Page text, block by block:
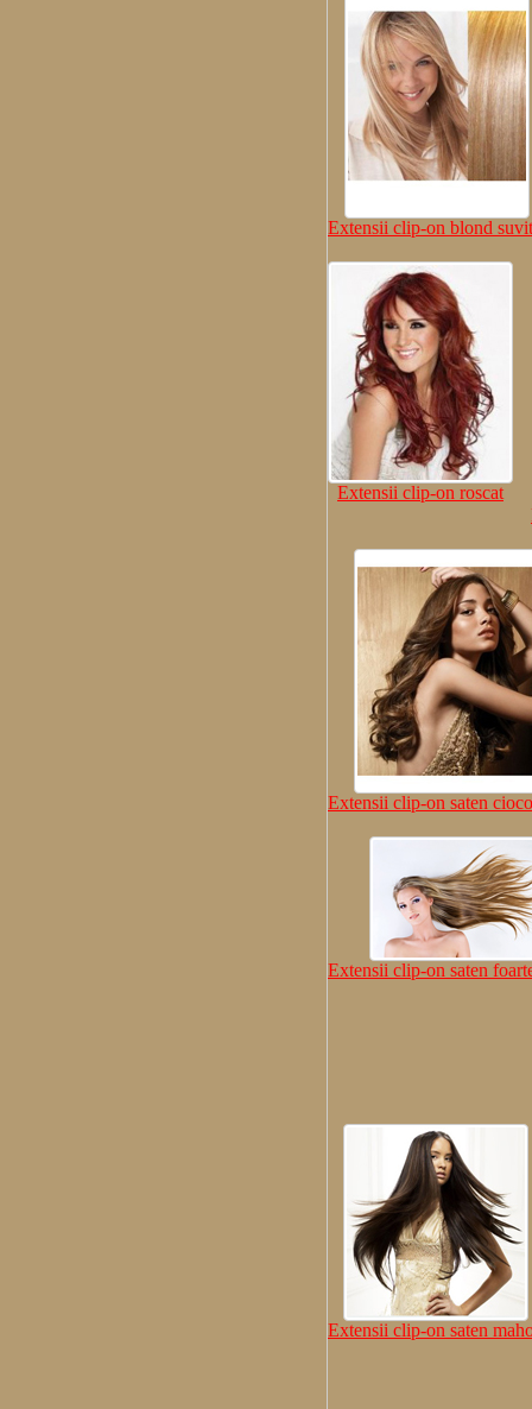
Extensii clip-on blond
Extensii clip-on roscat
Extensii clip-on saten
Extensii clip-on saten
Extensii clip-on saten